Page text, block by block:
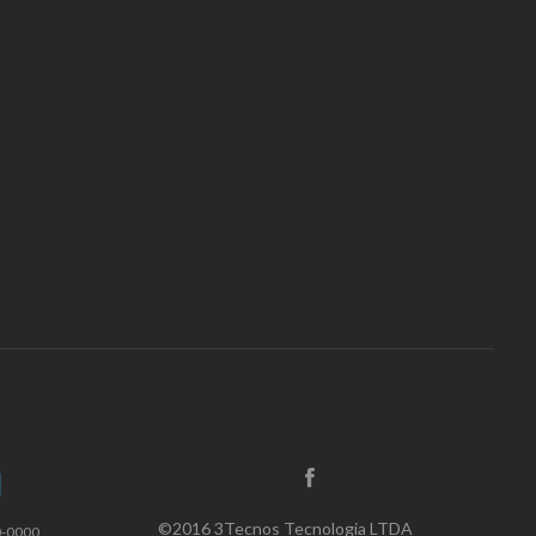
0000 ©2016 3Tecnos Tecnologia LTDA